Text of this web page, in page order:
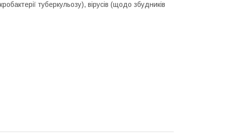
туберкульозу), вірусів (щодо збудників